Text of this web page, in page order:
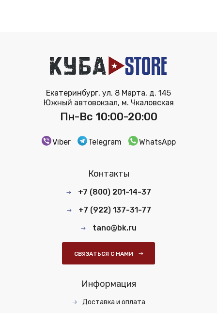
Екатеринбург, ул. 8 Марта, д. 145
Южный автовокзал, м. Чкаловская
Пн-Вс 10:00-20:00
Viber Telegram WhatsApp
Контакты
+7 (800) 201-14-37
+7 (922) 137-31-77
tano@bk.ru
СВЯЗАТЬСЯ С НАМИ
Информация
Доставка и оплата